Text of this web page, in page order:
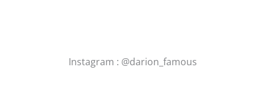
Instagram : @darion_famous